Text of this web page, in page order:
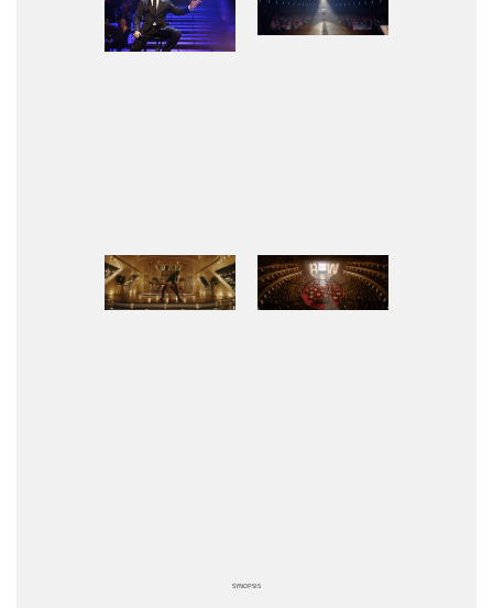
SYNOPSIS